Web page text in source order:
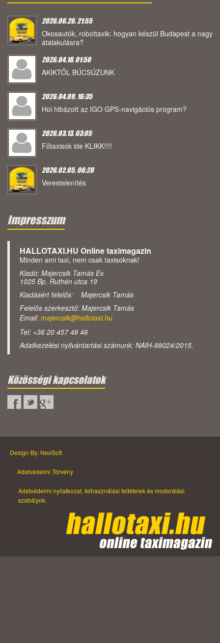
2026.06.26. 21:55
Okosautók, robottaxik: hogyan készül Budapest a nagy
átalakulásra?
2026.04.18. 01:50
AKIKTŐL BÚCSÚZUNK
2026.04.09. 16:35
Hol hibázott az IGO GPS-navigációs program?
2026.03.13. 03:05
Főtaxisok ide KLIKK!!!!
2026.02.05. 06:28
Verestelenítés
Impresszum
HALLOTAXI.HU Online taximagazin
Minden ami taxi, nem csak taxisoknak!
Kiadó: Majercsik Tamás Ev.
1025 Bp. Ruthén utca 19
Kiadásért felelős: Majercsik Tamás
Felelős szerkesztő: Majercsik Tamás
Email: majercsik@hallotaxi.hu
Tel: +36 20 457 48 46
Adatkezelési nyilvántartási számunk: NAIH-88024/2015.
Közösségi kapcsolatok
Design By: NeoSoft
Adatvédelmi Törvény
Adatvédelmi nyilatkozat, felhasználási feltételek és moderálási
szabályok.